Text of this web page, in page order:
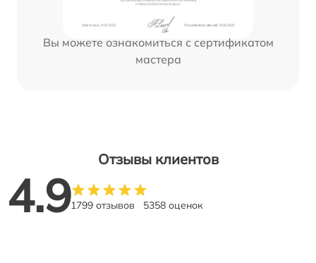
Вы можете ознакомиться с сертификатом
мастера
Отзывы клиентов
4.91799 отзывов 5358 оценок